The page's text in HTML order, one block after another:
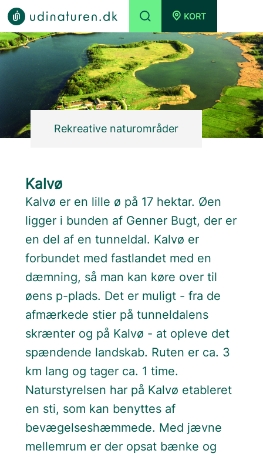
KORT
Rekreative naturområder
Kalvø
Kalvø er en lille ø på 17 hektar. Øen
ligger i bunden af Genner Bugt, der er
en del af en tunneldal. Kalvø er
forbundet med fastlandet med en
dæmning, så man kan køre over til
øens p-plads. Det er muligt - fra de
afmærkede stier på tunneldalens
skrænter og på Kalvø - at opleve det
spændende landskab. Ruten er ca. 3
km lang og tager ca. 1 time.
Naturstyrelsen har på Kalvø etableret
en sti, som kan benyttes af
bevægelseshæmmede. Med jævne
mellemrum er der opsat bænke og